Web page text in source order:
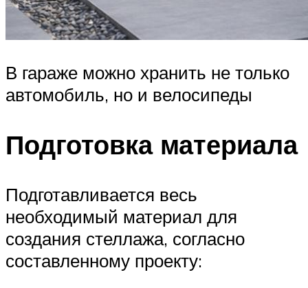
В гараже можно хранить не только
автомобиль, но и велосипеды
Подготовка материала
Подготавливается весь
необходимый материал для
создания стеллажа, согласно
составленному проекту: